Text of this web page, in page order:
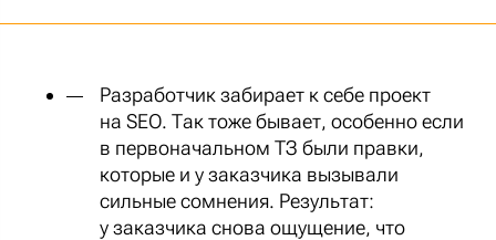
Разработчик забирает к себе проект
на SEO. Так тоже бывает, особенно если
в первоначальном ТЗ были правки,
которые и у заказчика вызывали
сильные сомнения. Результат:
у заказчика снова ощущение, что